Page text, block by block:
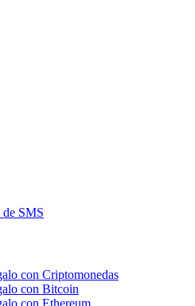
SMS
con Criptomonedas
con Bitcoin